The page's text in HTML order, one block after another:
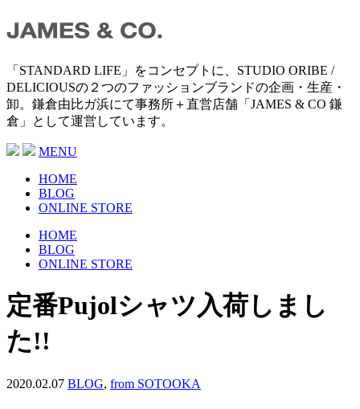
「STANDARD LIFE」をコンセプトに、STUDIO ORIBE /
DELICIOUSの２つのファッションブランドの企画・生産・
卸。鎌倉由比ガ浜にて事務所＋直営店舗「JAMES & CO 鎌
倉」として運営しています。
MENU
HOME
BLOG
ONLINE STORE
HOME
BLOG
ONLINE STORE
定番Pujolシャツ入荷しまし
た!!
2020.02.07 BLOG, from SOTOOKA